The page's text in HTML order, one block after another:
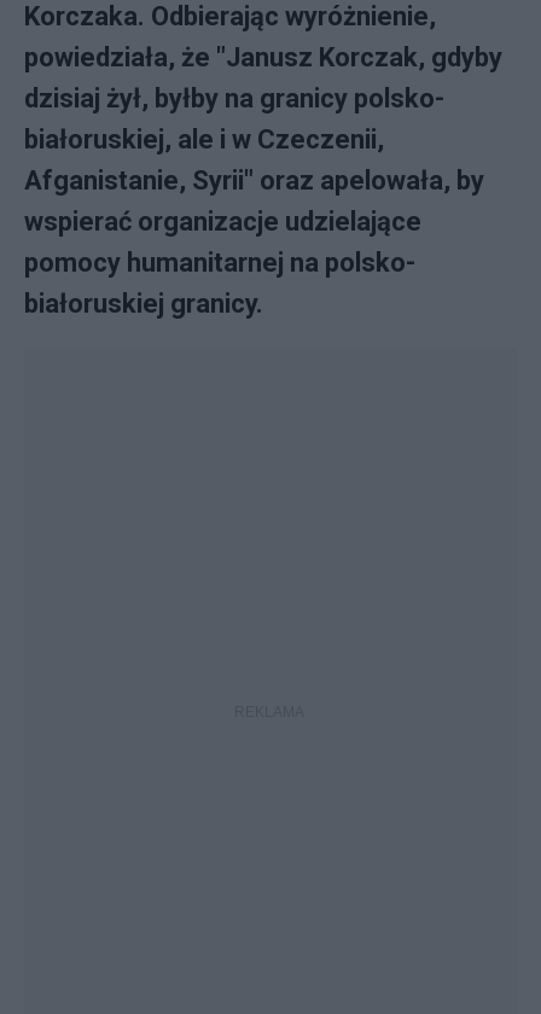
Korczaka. Odbierając wyróżnienie,
powiedziała, że "Janusz Korczak, gdyby
dzisiaj żył, byłby na granicy polsko-
białoruskiej, ale i w Czeczenii,
Afganistanie, Syrii" oraz apelowała, by
wspierać organizacje udzielające
pomocy humanitarnej na polsko-
białoruskiej granicy.